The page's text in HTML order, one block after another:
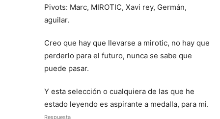
Pivots: Marc, MIROTIC, Xavi rey, Germán,
aguilar.
Creo que hay que llevarse a mirotic, no hay que
perderlo para el futuro, nunca se sabe que
puede pasar.
Y esta selección o cualquiera de las que he
estado leyendo es aspirante a medalla, para mi.
Respuesta